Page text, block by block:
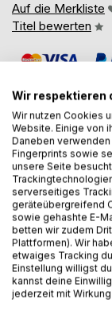
Auf die Merkliste
Titel bewerten
BESCHREIBUNG
Herold zu
Beobachter der
Als es da so
umgestoßen und
Das hat ihn
dem Land und
einfach nur
Wir respektieren
Wir nutzen Cookies
Website. Einige von
Daneben
Fingerprints sowie
unsere Seite
serverseitiges
geräteübergreifend
sowie gehashte E-
betten wir zudem
Plattformen). Wir
etwaiges Tracking
Einstellung willigst
kannst deine
jederzeit mit